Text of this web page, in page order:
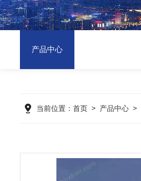
产品中心
当前位置： 首页> 产品中心>